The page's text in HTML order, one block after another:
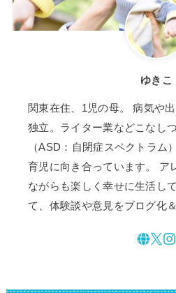
ゆきこ
関東在住、1児の母。 病気や
独立。ライター業などこなし
（ASD：自閉症スペクトラム
育児に向き合っています。 ア
ながらも楽しく幸せに生活し
て、体験談や意見をブログ化